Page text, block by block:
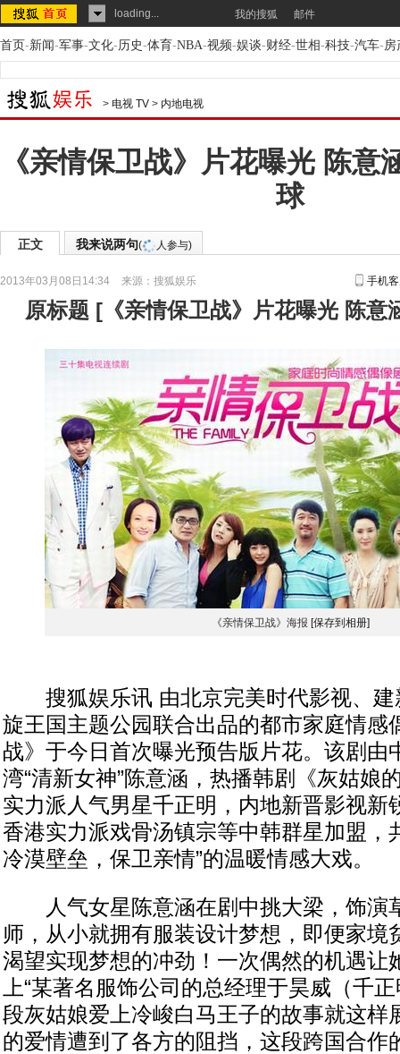
loading... 我的搜狐 邮件
首页-新闻-军事-文化-历史-体育-NBA-视频-娱谈-财经-世相-科技-汽车-房
> 电视 TV > 内地电视
《亲情保卫战》片花曝光 陈意
球
正文 我来说两句( 人参与)
2013年03月08日14:34 来源： 搜狐娱乐 手机
原标题 [ 《亲情保卫战》片花曝光 陈意
《亲情保卫战》海报 [保存到相册]
搜狐娱乐讯 由北京完美时代影视、建
旋王国主题公园联合出品的都市家庭情感
战》于今日首次曝光预告版片花。该剧由
湾“清新女神”陈意涵，热播韩剧《灰姑娘
实力派人气男星千正明，内地新晋影视新
香港实力派戏骨汤镇宗等中韩群星加盟，
冷漠壁垒，保卫亲情”的温暖情感大戏。
人气女星陈意涵在剧中挑大梁，饰演
师，从小就拥有服装设计梦想，即便家境
渴望实现梦想的冲劲！一次偶然的机遇让
上“某著名服饰公司的总经理于昊威（千
段灰姑娘爱上冷峻白马王子的故事就这样
的爱情遭到了各方的阻挡，这段跨国合作